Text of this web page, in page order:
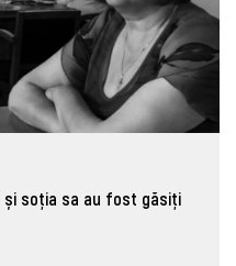
și soția sa au fost găsiți